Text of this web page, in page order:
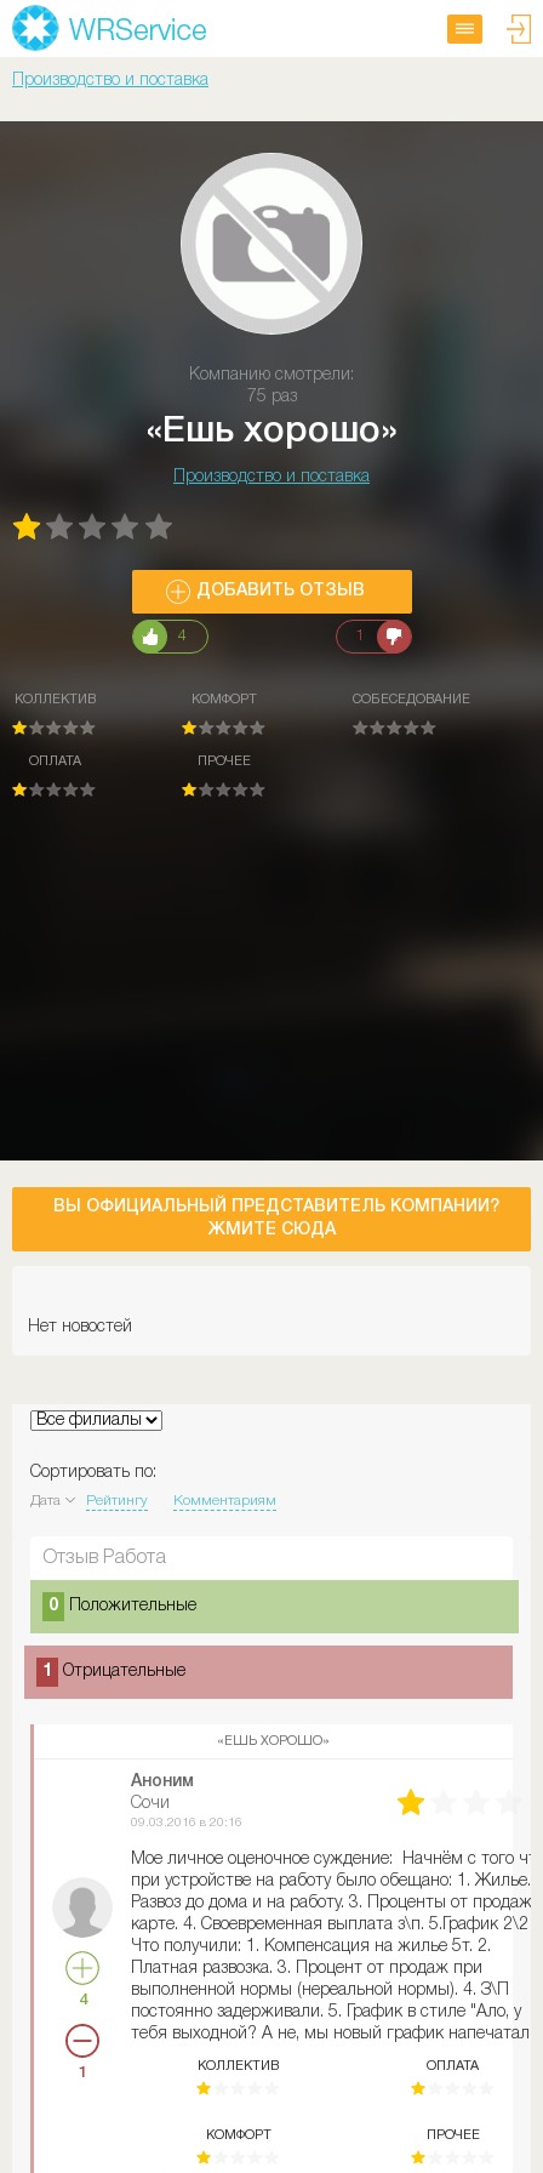
Производство и поставка
Компанию смотрели:
75 раз
«Ешь хорошо»
Производство и поставка
ДОБАВИТЬ ОТЗЫВ
4 1
КОЛЛЕКТИВ
ОПЛАТА
КОМФОРТ
ПРОЧЕЕ
СОБЕСЕДОВАНИЕ
ВЫ ОФИЦИАЛЬНЫЙ ПРЕДСТАВИТЕЛЬ КОМПАНИИ?
ЖМИТЕ СЮДА
Нет новостей
Сортировать по:
Дата Рейтингу Комментариям
Отзыв Работа
0 Положительные
1 Отрицательные
«ЕШЬ ХОРОШО»
4
1
Аноним
Сочи
09.03.2016 в 20:16
Мое личное оценочное суждение: Начнём с того
при устройстве на работу было обещано: 1. Жилье.
Развоз до дома и на работу. 3. Проценты от продаж
карте. 4. Своевременная выплата з\п. 5.График 2\2
Что получили: 1. Компенсация на жилье 5т. 2.
Платная развозка. 3. Процент от продаж при
выполненной нормы (нереальной нормы). 4. З\П
постоянно задерживали. 5. График в стиле "Ало, у
тебя выходной? А не, мы новый график напечатали,
т... Даже если ты не разбил ни одной чашки. Гость
упер посуду? Плати! Уронил прибор при
не понравилось? Помаши ручкой премии.
начальства к сотрудникам, как к скоту.
КОЛЛЕКТИВ
КОМФОРТ
ОПЛАТА
ПРОЧЕЕ